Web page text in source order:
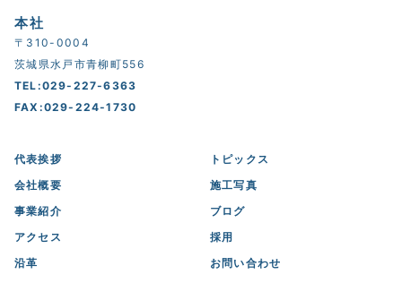
本社
〒310-0004
茨城県水戸市青柳町556
TEL:029-227-6363
FAX:029-224-1730
代表挨拶
会社概要
事業紹介
アクセス
沿革
トピックス
施工写真
ブログ
採用
お問い合わせ